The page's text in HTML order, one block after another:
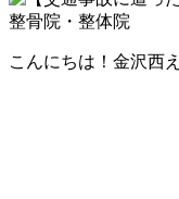
こんにちは！金沢西